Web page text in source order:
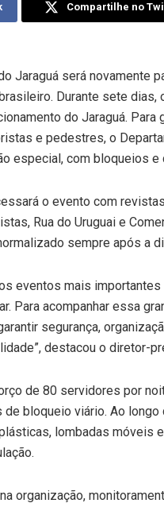
Compartilhe no
Jaraguá será novamente
Durante sete dias,
do Jaraguá. Para
e pedestres, o
especial, com bloqueios
o evento com
Rua do Uruguai e
sempre após a
eventos mais
Para acompanhar essa
segurança,
destacou o diretor-
de 80 servidores por
bloqueio viário. Ao
lombadas móveis
organização,